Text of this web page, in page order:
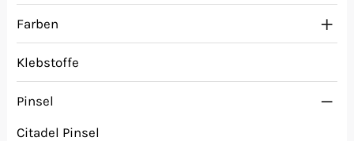
Farben
Klebstoffe
Pinsel
Citadel Pinsel